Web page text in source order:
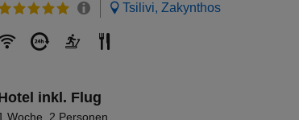
Tsilivi, Zakynthos
inkl. Flug
Woche 2 Personen